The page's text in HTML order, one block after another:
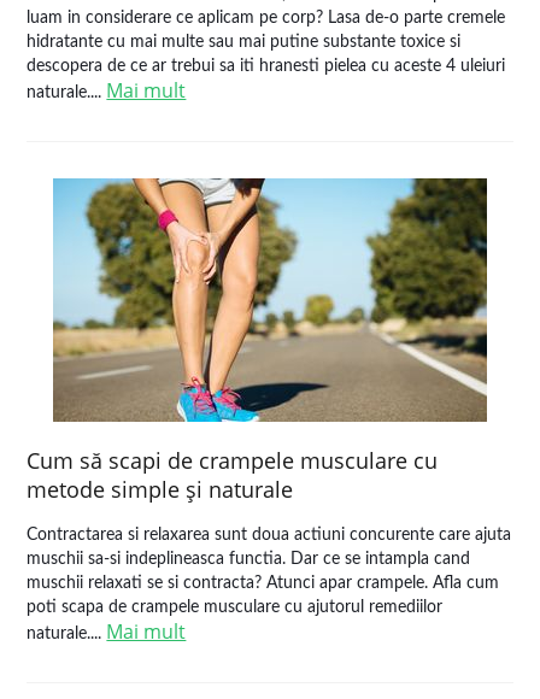
luam in considerare ce aplicam pe corp? Lasa de-o parte cremele
hidratante cu mai multe sau mai putine substante toxice si
descopera de ce ar trebui sa iti hranesti pielea cu aceste 4 uleiuri
naturale.... Mai mult
Cum să scapi de crampele musculare cu
metode simple şi naturale
Contractarea si relaxarea sunt doua actiuni concurente care ajuta
muschii sa-si indeplineasca functia. Dar ce se intampla cand
muschii relaxati se si contracta? Atunci apar crampele. Afla cum
poti scapa de crampele musculare cu ajutorul remediilor
naturale.... Mai mult